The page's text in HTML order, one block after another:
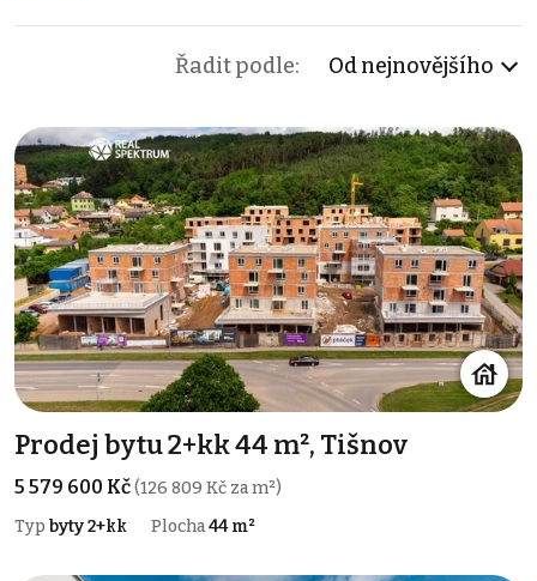
Řadit podle: Od nejnovějšího
Prodej bytu 2+kk 44 m², Tišnov
5 579 600 Kč(126 809 Kč za m²)
Typ byty 2+kk Plocha44 m²